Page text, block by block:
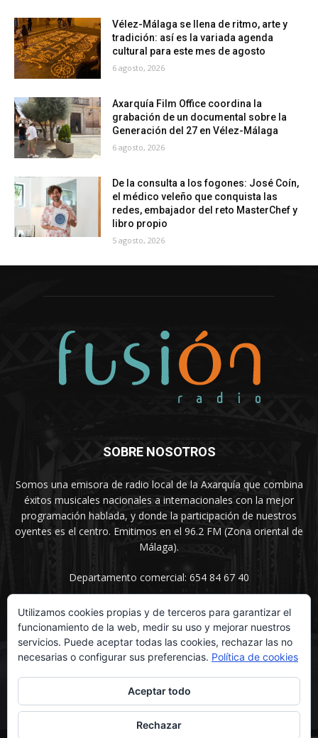
Vélez-Málaga se llena de ritmo, arte y
tradición: así es la variada agenda
cultural para este mes de agosto
6 agosto, 2026
Axarquía Film Office coordina la
grabación de un documental sobre la
Generación del 27 en Vélez-Málaga
6 agosto, 2026
De la consulta a los fogones: José Coín,
el médico veleño que conquista las
redes, embajador del reto MasterChef y
libro propio
5 agosto, 2026
SOBRE NOSOTROS
Somos una emisora de radio local de la Axarquía que combina
éxitos musicales nacionales a internacionales con la mejor
programación hablada, y donde la participación de nuestros
oyentes es el centro. Emitimos en el 96.2 FM (Zona oriental de
Málaga).
Departamento comercial: 654 84 67 40
SÍGUENOS
Utilizamos cookies propias y de terceros para garantizar el
funcionamiento de la web, medir su uso y mejorar nuestros
servicios. Puede aceptar todas las cookies, rechazar las no
necesarias o configurar sus preferencias. Política de cookies
Aceptar todo
Rechazar